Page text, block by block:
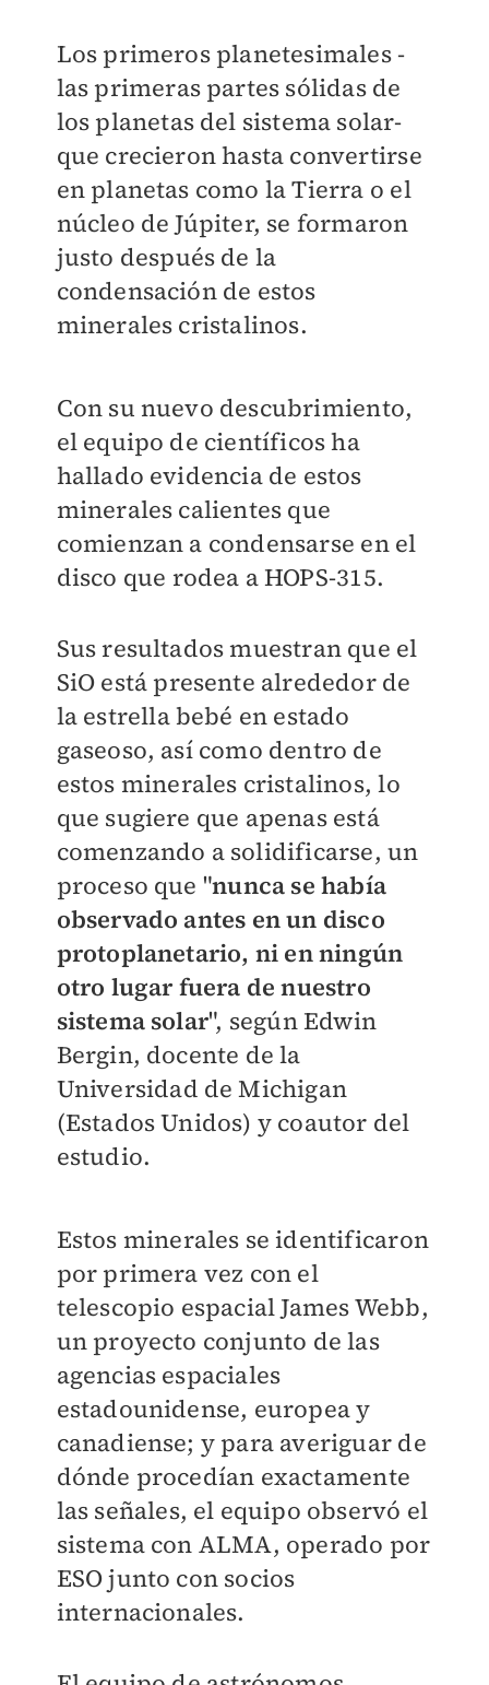
Los primeros planetesimales -
las primeras partes sólidas de
los planetas del sistema solar-
que crecieron hasta convertirse
en planetas como la Tierra o el
núcleo de Júpiter, se formaron
justo después de la
condensación de estos
minerales cristalinos.
Con su nuevo descubrimiento,
el equipo de científicos ha
hallado evidencia de estos
minerales calientes que
comienzan a condensarse en el
disco que rodea a HOPS-315.
Sus resultados muestran que el
SiO está presente alrededor de
la estrella bebé en estado
gaseoso, así como dentro de
estos minerales cristalinos, lo
que sugiere que apenas está
comenzando a solidificarse, un
proceso que "nunca se había
observado antes en un disco
protoplanetario, ni en ningún
otro lugar fuera de nuestro
sistema solar", según Edwin
Bergin, docente de la
Universidad de Michigan
(Estados Unidos) y coautor del
estudio.
Estos minerales se identificaron
por primera vez con el
telescopio espacial James Webb,
un proyecto conjunto de las
agencias espaciales
estadounidense, europea y
canadiense; y para averiguar de
dónde procedían exactamente
las señales, el equipo observó el
sistema con ALMA, operado por
ESO junto con socios
internacionales.